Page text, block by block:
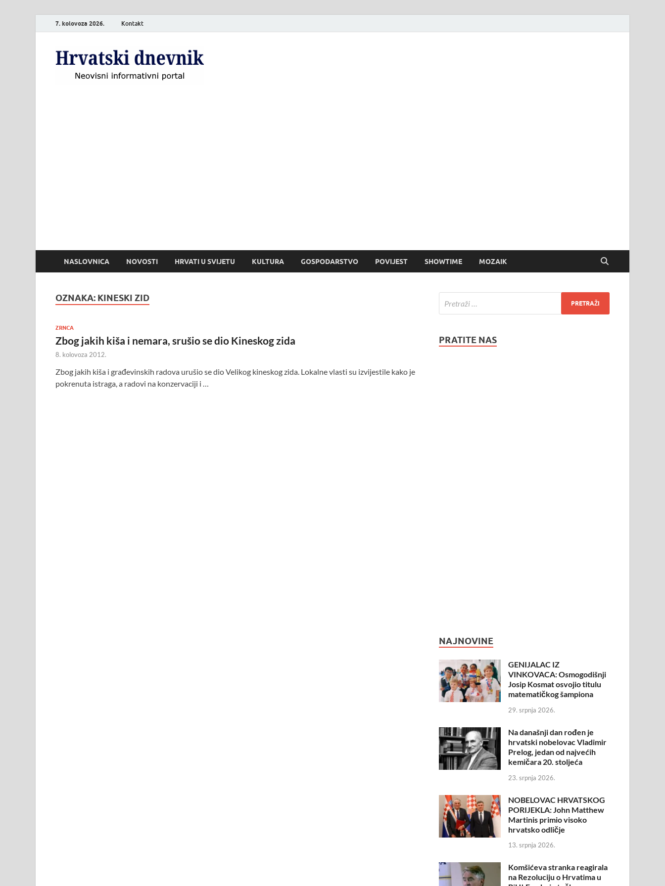
7. kolovoza 2026. Kontakt
NASLOVNICA NOVOSTI HRVATI U SVIJETU KULTURA GOSPODARSTVO POVIJEST SHOWTIME MOZAIK
OZNAKA: KINESKI ZID
ZRNCA
Zbog jakih kiša i nemara, srušio se dio Kineskog zida
8. kolovoza 2012.
Zbog jakih kiša i građevinskih radova urušio se dio Velikog kineskog zida. Lokalne vlasti su izvijestile kako je
pokrenuta istraga, a radovi na konzervaciji i …
PRATITE NAS
NAJNOVINE
GENIJALAC IZ
VINKOVACA: Osmogodišnji
Josip Kosmat osvojio titulu
matematičkog šampiona
29. srpnja 2026.
Na današnji dan rođen je
hrvatski nobelovac Vladimir
Prelog, jedan od najvećih
kemičara 20. stoljeća
23. srpnja 2026.
NOBELOVAC HRVATSKOG
PORIJEKLA: John Matthew
Martinis primio visoko
hrvatsko odličje
13. srpnja 2026.
Komšićeva stranka reagirala
na Rezoluciju o Hrvatima u